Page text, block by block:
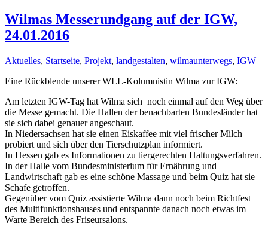
Wilmas Messerundgang auf der IGW,
24.01.2016
Aktuelles, Startseite, Projekt, landgestalten, wilmaunterwegs, IGW
Eine Rückblende unserer WLL-Kolumnistin Wilma zur IGW:
Am letzten IGW-Tag hat Wilma sich noch einmal auf den Weg über
die Messe gemacht. Die Hallen der benachbarten Bundesländer hat
sie sich dabei genauer angeschaut.
In Niedersachsen hat sie einen Eiskaffee mit viel frischer Milch
probiert und sich über den Tierschutzplan informiert.
In Hessen gab es Informationen zu tiergerechten Haltungsverfahren.
In der Halle vom Bundesministerium für Ernährung und
Landwirtschaft gab es eine schöne Massage und beim Quiz hat sie
Schafe getroffen.
Gegenüber vom Quiz assistierte Wilma dann noch beim Richtfest
des Multifunktionshauses und entspannte danach noch etwas im
Warte Bereich des Friseursalons.